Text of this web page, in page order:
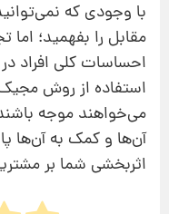
با وجودی‌ که
مقابل را بفهمید؛ اما
احساسات کلی افراد
استفاده از روش
می‌خواهند موجه
آن‌ها و کمک به آن‌ها
اثربخشی شما بر